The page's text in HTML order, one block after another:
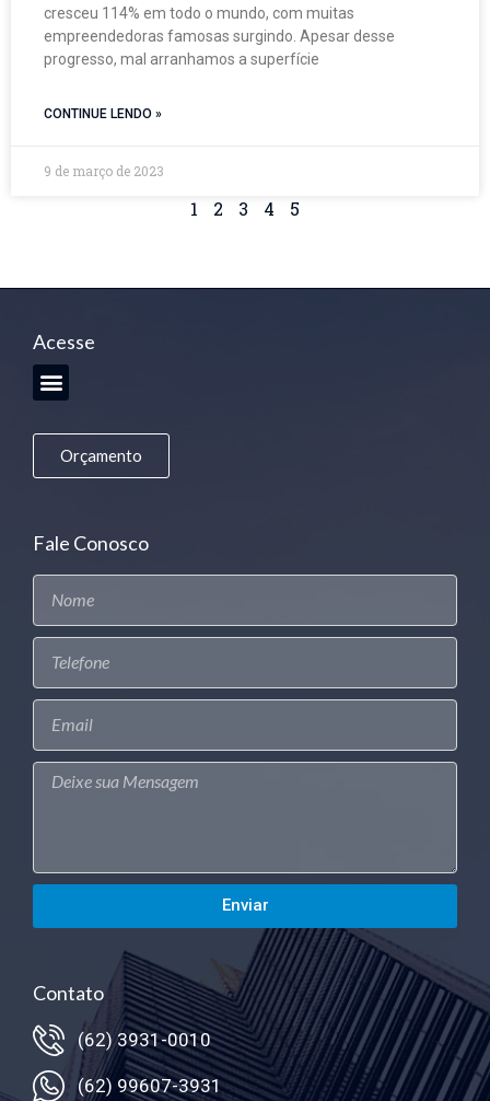
cresceu 114% em todo o mundo, com muitas
empreendedoras famosas surgindo. Apesar desse
progresso, mal arranhamos a superfície
CONTINUE LENDO »
9 de março de 2023
1 2 3 4 5
Acesse
Orçamento
Fale Conosco
Enviar
Contato
(62) 3931-0010
(62) 99607-3931